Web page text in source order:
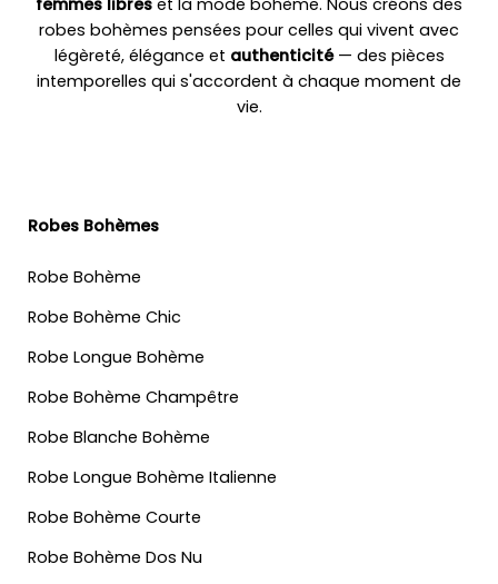
robes bohèmes pensées pour celles qui vivent avec
légèreté, élégance et authenticité— des pièces
intemporelles qui s'accordent à chaque moment de
vie.
Robes Bohèmes
Robe Bohème
Robe Bohème Chic
Robe Longue Bohème
Robe Bohème Champêtre
Robe Blanche Bohème
Robe Longue Bohème Italienne
Robe Bohème Courte
Robe Bohème Dos Nu